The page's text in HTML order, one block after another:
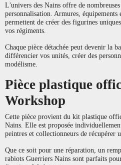
L'univers des Nains offre de
personnalisation. Armures, équipements
permettent de créer des figurines
vos régiments.
Chaque pièce détachée peut devenir la
différencier vos unités, créer des
modélisme.
Pièce plastique
Workshop
Cette pièce provient du kit plastique
Nains. Elle est proposée
peintres et collectionneurs de récupérer
Que ce soit pour une réparation, un
rabiots Guerriers Nains sont parfaits